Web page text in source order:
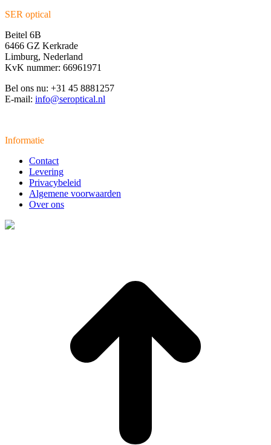
SER optical
Beitel 6B
6466 GZ Kerkrade
Limburg, Nederland
KvK nummer: 66961971
Bel ons nu: +31 45 8881257
E-mail: info@seroptical.nl
Informatie
Contact
Levering
Privacybeleid
Algemene voorwaarden
Over ons